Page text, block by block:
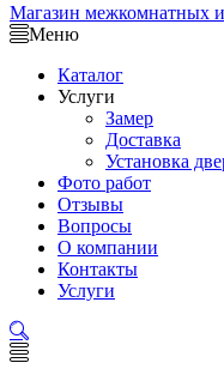
Магазин межкомнатных
Меню
Каталог
Услуги
Замер
Доставка
Установка
Фото работ
Отзывы
Вопросы
О компании
Контакты
Услуги